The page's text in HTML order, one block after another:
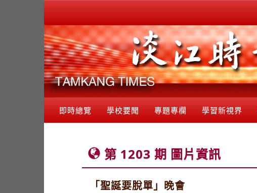
即時總覽 學校要聞 專題專欄 學習新視界
第 1203 期 圖片資訊
「聖誕要脫單」晚會